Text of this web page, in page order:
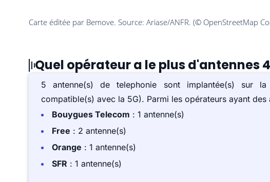
Quel opérateur a le plus d'antennes
5 antenne(s) de telephonie sont implantée(s) sur
compatible(s) avec la 5G). Parmi les opérateurs ayant
Bouygues Telecom : 1 antenne(s)
Free : 2 antenne(s)
Orange : 1 antenne(s)
SFR : 1 antenne(s)